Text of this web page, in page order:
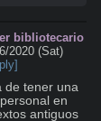
bibliotecario
2020 (Sat)
de tener una
en
antiguos